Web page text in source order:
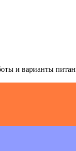
и варианты